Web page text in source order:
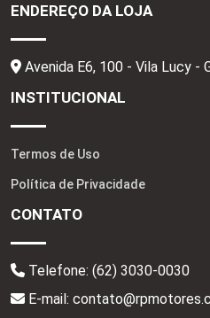
ENDEREÇO DA LOJA
Avenida E6, 100 - Vila Lucy -
INSTITUCIONAL
Termos de Uso
Política de Privacidade
CONTATO
Telefone: (62) 3030-0030
E-mail: